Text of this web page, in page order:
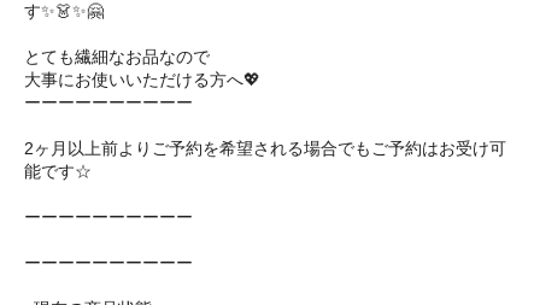
す✨👗✨🤗 ㅤㅤ
とても繊細なお品なので
大事にお使いいただける方へ💖
ーーーーーーーーーー
2ヶ月以上前よりご予約を希望される場合でもご予約はお受け可
能です☆
ーーーーーーーーーー
ーーーーーーーーーー